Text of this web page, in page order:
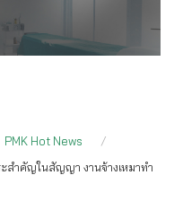
PMK Hot News
สำคัญในสัญญา งานจ้างเหมาทำ